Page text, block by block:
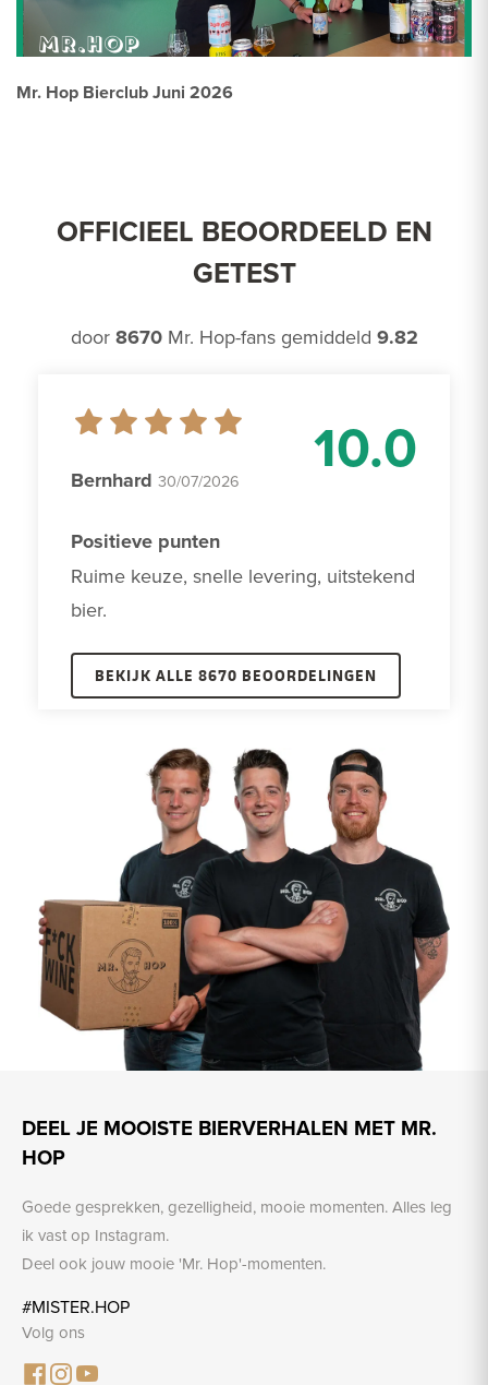
Mr. Hop Bierclub Juni 2026
OFFICIEEL BEOORDEELD EN
GETEST
door 8670Mr. Hop-fans gemiddeld 9.82
10.0
Bernhard 30/07/2026
Positieve punten
Ruime keuze, snelle levering, uitstekend
bier.
BEKIJK ALLE 8670 BEOORDELINGEN
DEEL JE MOOISTE BIERVERHALEN MET MR.
HOP
Goede gesprekken, gezelligheid, mooie momenten. Alles leg
ik vast op Instagram.
Deel ook jouw mooie 'Mr. Hop'-momenten.
#MISTER.HOP
Volg ons